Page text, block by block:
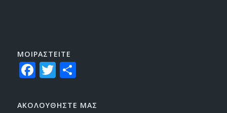
ΜΟΙΡΑΣTEITE
Facebook
Twitter
Share
ΑΚΟΛΟΥΘΗΣΤΕ ΜΑΣ